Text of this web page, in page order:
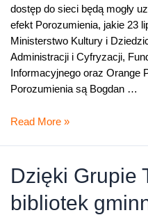
dostęp do sieci będą mogły
efekt Porozumienia, jakie 23
Ministerstwo Kultury i
Administracji i Cyfryzacji,
Informacyjnego oraz Orange
Porozumienia są Bogdan …
Biblioteki
Internetem
przez
kolejne
Read More »
Dzięki Grupie
bibliotek